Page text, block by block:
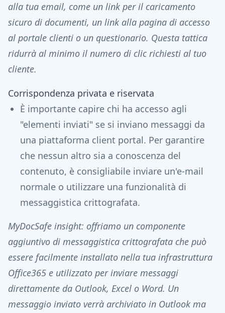
alla tua email, come un link per il caricamento
sicuro di documenti, un link alla pagina di accesso
al portale clienti o un questionario. Questa tattica
ridurrà al minimo il numero di clic richiesti al tuo
cliente.
Corrispondenza privata e riservata
È importante capire chi ha accesso agli
"elementi inviati" se si inviano messaggi da
una piattaforma client portal. Per garantire
che nessun altro sia a conoscenza del
contenuto, è consigliabile inviare un'e-mail
normale o utilizzare una funzionalità di
messaggistica crittografata.
MyDocSafe insight: offriamo un componente
aggiuntivo di messaggistica crittografata che può
essere facilmente installato nella tua infrastruttura
Office365 e utilizzato per inviare messaggi
direttamente da Outlook, Excel o Word. Un
messaggio inviato verrà archiviato in Outlook ma